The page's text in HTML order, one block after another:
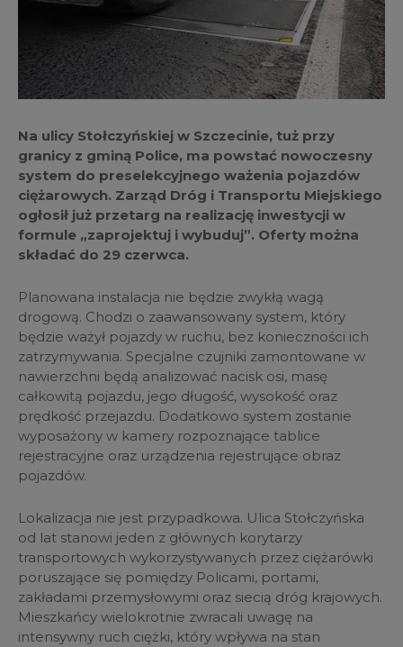
Na ulicy Stołczyńskiej w Szczecinie, tuż przy
granicy z gminą Police, ma powstać nowoczesny
system do preselekcyjnego ważenia pojazdów
ciężarowych. Zarząd Dróg i Transportu Miejskiego
ogłosił już przetarg na realizację inwestycji w
formule „zaprojektuj i wybuduj”. Oferty można
składać do 29 czerwca.
Planowana instalacja nie będzie zwykłą wagą
drogową. Chodzi o zaawansowany system, który
będzie ważył pojazdy w ruchu, bez konieczności ich
zatrzymywania. Specjalne czujniki zamontowane w
nawierzchni będą analizować nacisk osi, masę
całkowitą pojazdu, jego długość, wysokość oraz
prędkość przejazdu. Dodatkowo system zostanie
wyposażony w kamery rozpoznające tablice
rejestracyjne oraz urządzenia rejestrujące obraz
pojazdów.
Lokalizacja nie jest przypadkowa. Ulica Stołczyńska
od lat stanowi jeden z głównych korytarzy
transportowych wykorzystywanych przez ciężarówki
poruszające się pomiędzy Policami, portami,
zakładami przemysłowymi oraz siecią dróg krajowych.
Mieszkańcy wielokrotnie zwracali uwagę na
intensywny ruch ciężki, który wpływa na stan